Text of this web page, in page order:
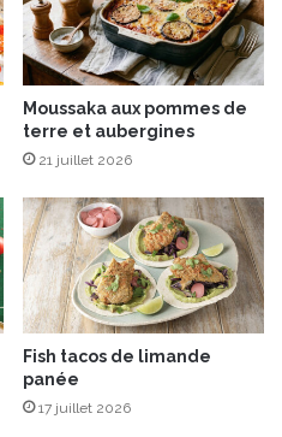
Moussaka aux pommes de
terre et aubergines
21 juillet 2026
Fish tacos de limande
panée
17 juillet 2026